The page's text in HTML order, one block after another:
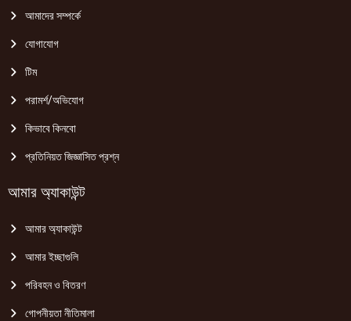
আমাদের সম্পর্কে
যোগাযোগ
টিম
পরামর্শ/অভিযোগ
কিভাবে কিনবো
প্রতিনিয়ত জিজ্ঞাসিত প্রশ্ন
আমার অ্যাকাউন্ট
আমার অ্যাকাউন্ট
আমার ইচ্ছাগুলি
পরিবহন ও বিতরণ
গোপনীয়তা নীতিমালা